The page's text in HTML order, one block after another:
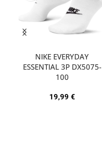
NIKE EVERYDAY
ESSENTIAL 3P DX5075-
100
19,99 €